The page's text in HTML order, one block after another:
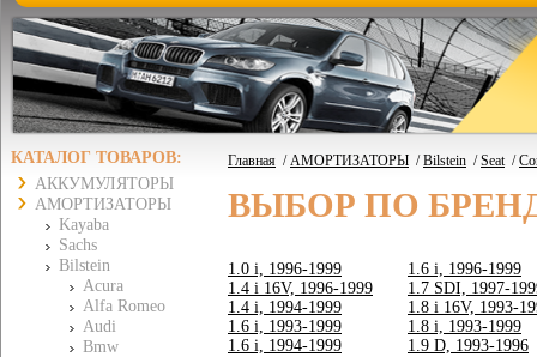
КАТАЛОГ ТОВАРОВ:
АККУМУЛЯТОРЫ
АМОРТИЗАТОРЫ
Kayaba
Sachs
Bilstein
Acura
Alfa Romeo
Audi
Bmw
Главная /АМОРТИЗАТОРЫ /Bilstein /Seat/
ВЫБОР ПО
1.0 i, 1996-1999
1.4 i 16V, 1996-1999
1.4 i, 1994-1999
1.6 i, 1993-1999
1.6 i, 1994-1999
1.6 i, 1996-1999
1.7 SDI, 1997-
1.8 i 16V, 1993-
1.8 i, 1993-1999
1.9 D, 1993-1996